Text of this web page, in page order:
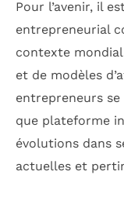
Pour l’avenir, il
entrepreneurial
contexte
et de modèles
entrepreneurs
que plateforme
évolutions dans
actuelles et